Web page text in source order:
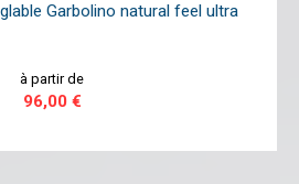
Garbolino natural feel ultra
à partir de
96,00 €